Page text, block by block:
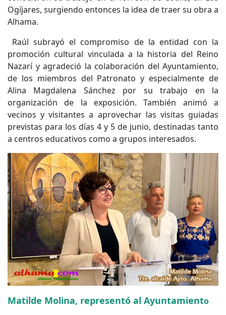
Ogíjares, surgiendo entonces la idea de traer su obra a
Alhama.
Raúl subrayó el compromiso de la entidad con la
promoción cultural vinculada a la historia del Reino
Nazarí y agradeció la colaboración del Ayuntamiento,
de los miembros del Patronato y especialmente de
Alina Magdalena Sánchez por su trabajo en la
organización de la exposición. También animó a
vecinos y visitantes a aprovechar las visitas guiadas
previstas para los días 4 y 5 de junio, destinadas tanto
a centros educativos como a grupos interesados.
Matilde Molina, representó al Ayuntamiento